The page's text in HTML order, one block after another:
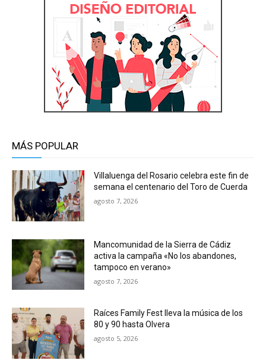
MÁS POPULAR
Villaluenga del Rosario celebra este fin de
semana el centenario del Toro de Cuerda
agosto 7, 2026
Mancomunidad de la Sierra de Cádiz
activa la campaña «No los abandones,
tampoco en verano»
agosto 7, 2026
Raíces Family Fest lleva la música de los
80 y 90 hasta Olvera
agosto 5, 2026